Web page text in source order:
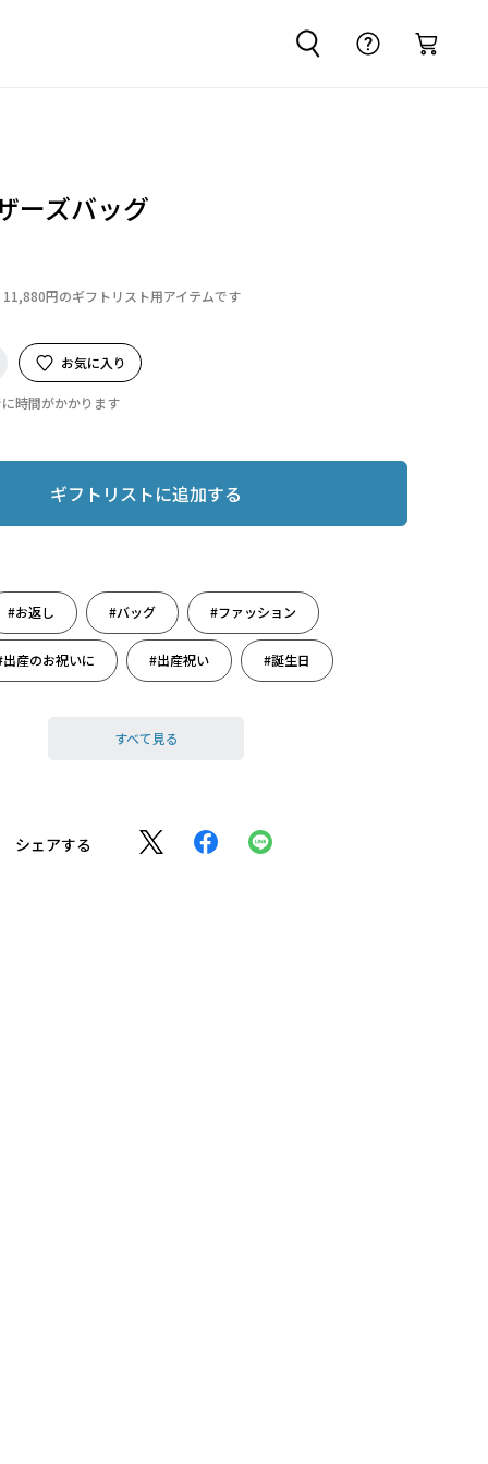
ーズバッグ
11,880円のギフトリスト用アイテムです
お気に入り
時間がかかります
ギフトリストに追加する
#お返し #バッグ #ファッション
出産のお祝いに #出産祝い #誕生日
すべて見る
シェアする